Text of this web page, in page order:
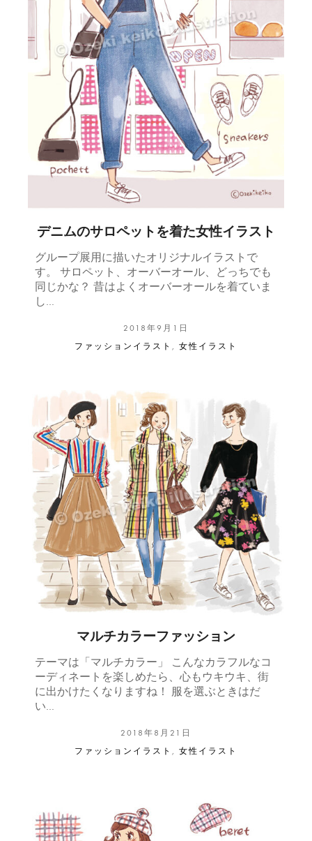
デニムのサロペットを着た女性イラスト
グループ展用に描いたオリジナルイラストで
す。 サロペット、オーバーオール、どっちでも
同じかな？ 昔はよくオーバーオールを着ていま
し…
2018年9月1日
ファッションイラスト , 女性イラスト
マルチカラーファッション
テーマは「マルチカラー」 こんなカラフルなコ
ーディネートを楽しめたら、心もウキウキ、街
に出かけたくなりますね！ 服を選ぶときはだ
い…
2018年8月21日
ファッションイラスト , 女性イラスト